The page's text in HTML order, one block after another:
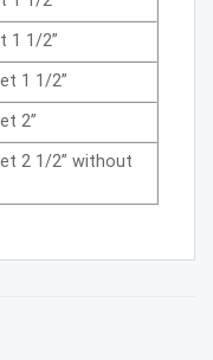
1 1/2”
1 1/2”
2”
2 1/2” without